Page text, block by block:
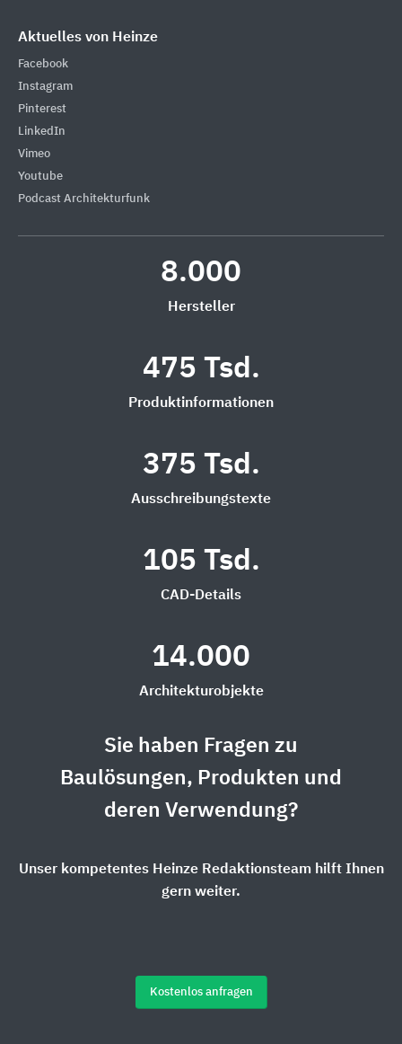
Aktuelles von Heinze
Facebook
Instagram
Pinterest
LinkedIn
Vimeo
Youtube
Podcast Architekturfunk
8.000
Hersteller
475 Tsd.
Produktinformationen
375 Tsd.
Ausschreibungstexte
105 Tsd.
CAD-Details
14.000
Architekturobjekte
Sie haben Fragen zu
Baulösungen, Produkten und
deren Verwendung?
Unser kompetentes Heinze Redaktionsteam hilft Ihnen
gern weiter.
Kostenlos anfragen